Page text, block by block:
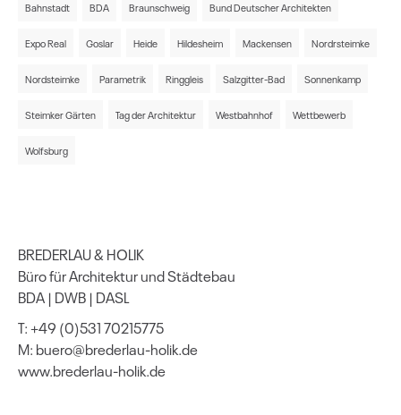
Bahnstadt BDA Braunschweig Bund Deutscher Architekten
Expo Real Goslar Heide Hildesheim Mackensen Nordrsteimke
Nordsteimke Parametrik Ringgleis Salzgitter-Bad Sonnenkamp
Steimker Gärten Tag der Architektur Westbahnhof Wettbewerb
Wolfsburg
BREDERLAU & HOLIK
Büro für Architektur und Städtebau
BDA | DWB | DASL
T: +49 (0)531 70215775
M: buero@brederlau-holik.de
www.brederlau-holik.de